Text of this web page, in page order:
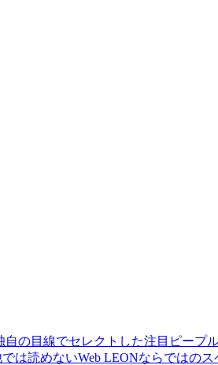
の目線でセレクトした注目ピープ
は読めないWeb LEONならではの